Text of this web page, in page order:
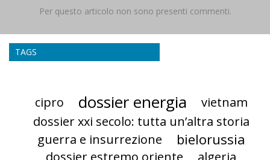
Per questo articolo non sono presenti commenti.
TAGS
cipro dossier energia
vietnam
dossier xxi secolo: tutta un’altra storia
guerra e insurrezione
bielorussia